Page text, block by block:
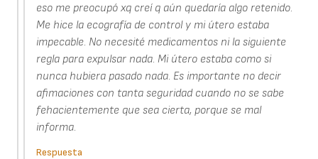
eso me preocupó xq creí q aún quedaría algo retenido.
Me hice la ecografía de control y mi útero estaba
impecable. No necesité medicamentos ni la siguiente
regla para expulsar nada. Mi útero estaba como si
nunca hubiera pasado nada. Es importante no decir
afimaciones con tanta seguridad cuando no se sabe
fehacientemente que sea cierta, porque se mal
informa.
Respuesta